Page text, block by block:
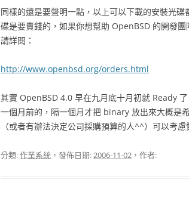
同樣的還是要聲明一點，以上可以下載的安裝光碟
碟是要賣錢的，如果你想幫助 OpenBSD 的開發
請詳閱：
http://www.openbsd.org/orders.html
其實 OpenBSD 4.0 早在九月底十月初就 Ready
一個月前的，隔一個月才把 binary 放出來大概是
（或者有辦法決定公司採購預算的人^^）可以考
分類:作業系統 ，發佈日期:2006-11-02 ，作者: